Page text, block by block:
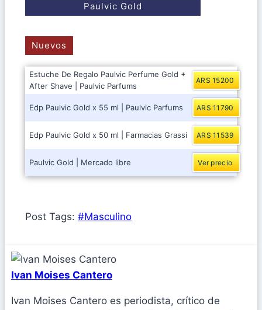
Paulvic Gold
Nuevos
Estuche De Regalo Paulvic Perfume Gold +
After Shave | Paulvic Parfums
ARS 15200
Edp Paulvic Gold x 55 ml | Paulvic Parfums ARS 11790
Edp Paulvic Gold x 50 ml | Farmacias Grassi ARS 11539
Paulvic Gold | Mercado libre Ver precio
Post Tags: #Masculino
Ivan Moises Cantero
Ivan Moises Cantero es periodista, crítico de